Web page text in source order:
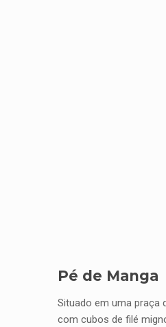
Pé de Manga
Situado em uma praça
com cubos de filé